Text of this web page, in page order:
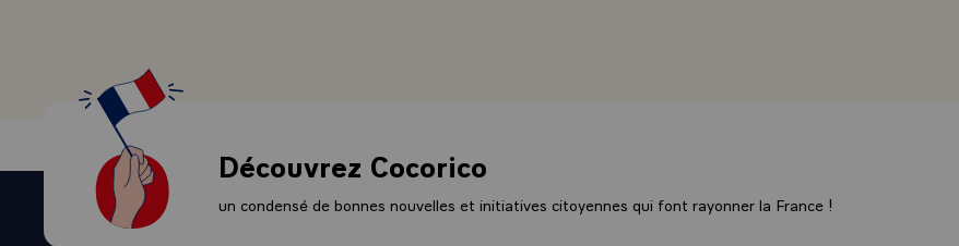
encore ensemble... Au-delà des sentiments, tous nos intérêts
rappelé. Terre de contact, de rencontre et de synthèse entre les
Découvrez Cocorico
un condensé de bonnes nouvelles et initiatives citoyennes qui font rayonner la France !